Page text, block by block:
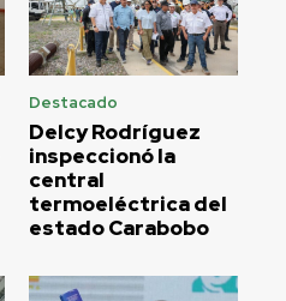
Destacado
Delcy Rodríguez
inspeccionó la
central
termoeléctrica del
estado Carabobo